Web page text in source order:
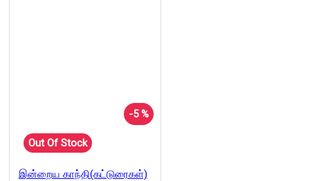
-5 %
Out Of Stock
இன்றைய காந்தி(கட்டுரைகள்)